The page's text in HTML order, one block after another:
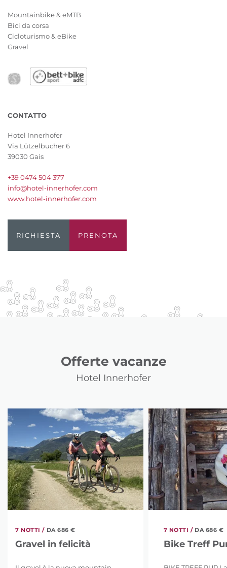
Mountainbike & eMTB
Bici da corsa
Cicloturismo & eBike
Gravel
CONTATTO
Hotel Innerhofer
Via Lützelbucher 6
39030 Gais
+39 0474 504 377
info@hotel-innerhofer.com
www.hotel-innerhofer.com
RICHIESTA PRENOTA
Offerte vacanze
Hotel Innerhofer
7 NOTTI / DA 686 €
Gravel in felicità
7 NOTTI / DA 686 €
Bike Treff